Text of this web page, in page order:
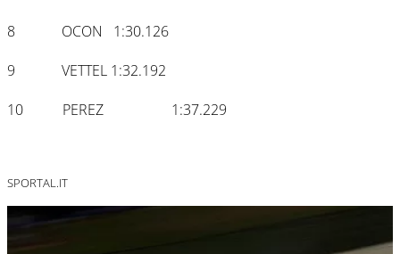
8 OCON 1:30.126
9 VETTEL 1:32.192
10 PEREZ 1:37.229
SPORTAL.IT